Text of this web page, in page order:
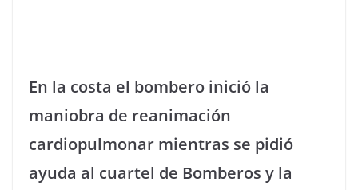
En la costa el bombero inició la
maniobra de reanimación
cardiopulmonar mientras se pidió
ayuda al cuartel de Bomberos y la